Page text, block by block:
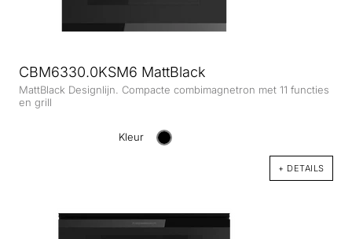
CBM6330.0KSM6 MattBlack
MattBlack Designlijn. Compacte combimagnetron met 11 functies
en grill
Kleur
+ DETAILS